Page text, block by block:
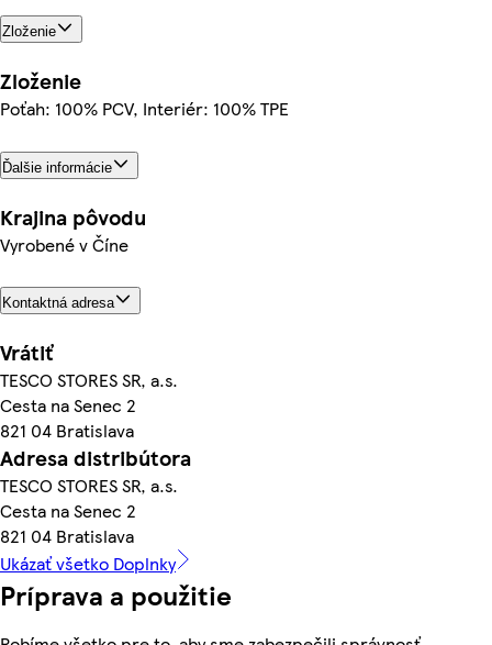
Zloženie
Zloženie
Poťah: 100% PCV, Interiér: 100% TPE
Ďalšie informácie
Krajina pôvodu
Vyrobené v Číne
Kontaktná adresa
Vrátiť
TESCO STORES SR, a.s.
Cesta na Senec 2
821 04 Bratislava
Adresa distribútora
TESCO STORES SR, a.s.
Cesta na Senec 2
821 04 Bratislava
Ukázať všetko Doplnky
Príprava a použitie